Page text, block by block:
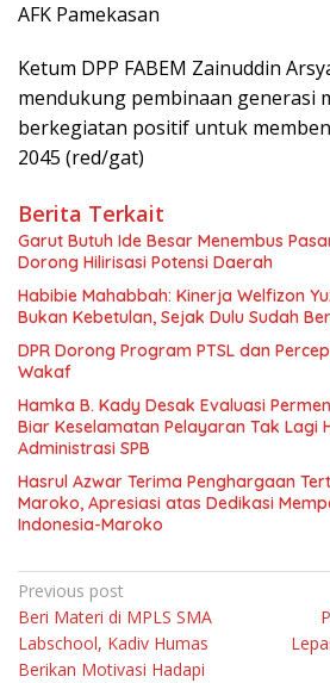
AFK Pamekasan
Ketum DPP FABEM Zainuddin
mendukung pembinaan generasi
berkegiatan positif untuk
2045 (red/gat)
Berita Terkait
Garut Butuh Ide Besar Menembus
Dorong Hilirisasi Potensi Daerah
Habibie Mahabbah: Kinerja Welfizon
Bukan Kebetulan, Sejak Dulu Sudah
DPR Dorong Program PTSL dan
Wakaf
Hamka B. Kady Desak Evaluasi
Biar Keselamatan Pelayaran Tak Lagi
Administrasi SPB
Hasrul Azwar Terima Penghargaan
Maroko, Apresiasi atas Dedikasi
Indonesia-Maroko
Navigasi
pos
Previous post
Beri Materi di MPLS SMA
Labschool, Kadiv Humas
Berikan Motivasi Hadapi